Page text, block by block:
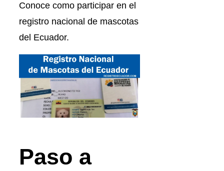
Conoce como participar en el
registro nacional de mascotas
del Ecuador.
Paso a